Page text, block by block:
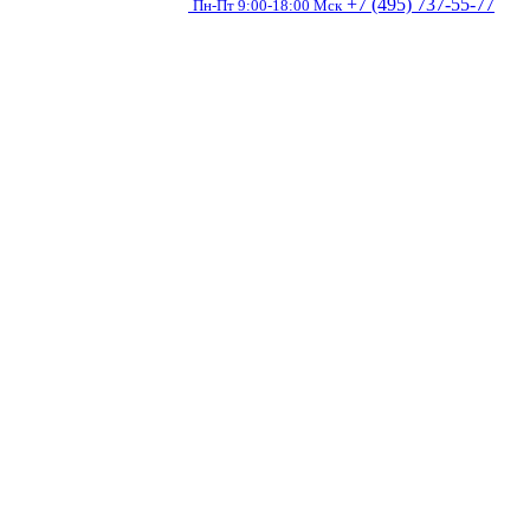
Пн-Пт 9:00-18:00 Мск +7 (495) 737-55-77